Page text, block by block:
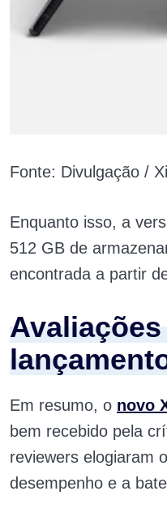
Fonte: Divulgação /
Enquanto isso, a
512 GB de
encontrada a partir
Em resumo, o novo
bem recebido pela
reviewers elogiaram
desempenho e a